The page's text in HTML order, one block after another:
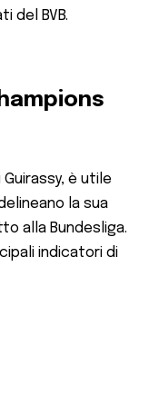
del BVB.
è utile
la sua
alla Bundesliga.
indicatori di